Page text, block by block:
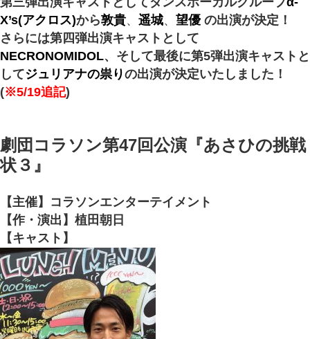
X’s(アクロス)から敦貴、 遥城、 望優 の出演が決定！
さらには第四弾出演キャストとして
NECRONOMIDOL、そして最後に第5弾出演キャストと
してジュリアナの祟りの出演が決定いたしました！
(※5/19追記)
劇団コラソン第47回公演『あさひの挑戦
状３』
【主催】コラソンエンターテイメント
【作・演出】植田朝日
【キャスト】